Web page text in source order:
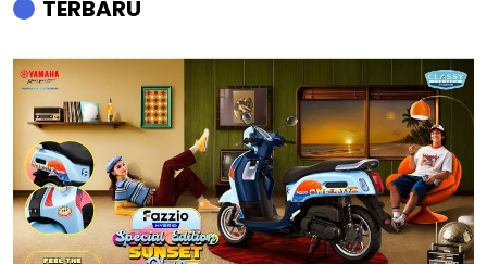
TERBARU